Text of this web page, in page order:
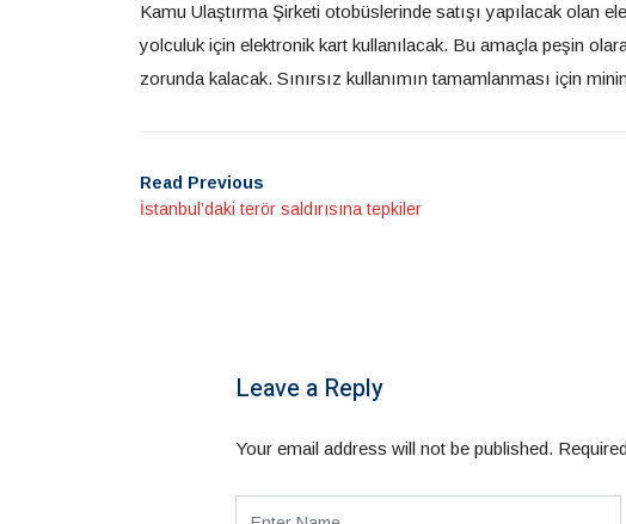
Kamu Ulaştırma Şirketi otobüslerinde satışı yapılacak olan
yolculuk için elektronik kart kullanılacak. Bu amaçla peşin
zorunda kalacak. Sınırsız kullanımın tamamlanması için
Read Previous
İstanbul’daki terör saldırısına tepkiler
Leave a Reply
Your email address will not be published.